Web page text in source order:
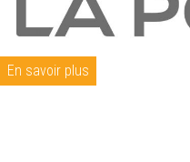
En savoir plus